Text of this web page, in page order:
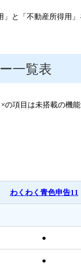
と「不動産所得用
一覧表
の項目は未搭載の機
わくわく青色申告11
●
●